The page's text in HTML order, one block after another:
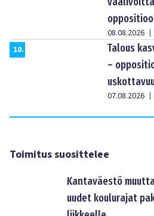
08.08.2026 |
10.
Talous
–
07.08.2026 |
Toimitus suosittelee
Kantaväestö
uudet koulurajat